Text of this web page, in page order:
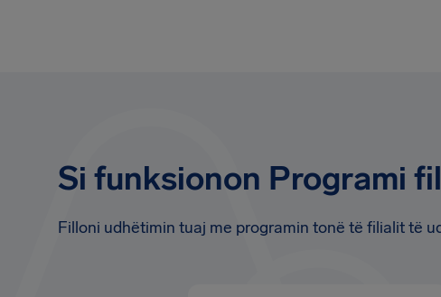
Si funksionon Programi
Filloni udhëtimin tuaj me programin tonë të filialit të